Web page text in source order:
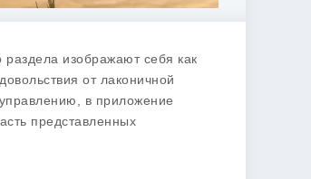
изображают себя как
от лаконичной
в приложение
представленных